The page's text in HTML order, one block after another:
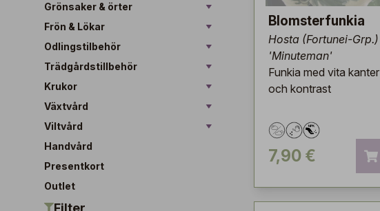
Grönsaker & örter
Frön & Lökar
Odlingstilbehör
Trädgårdstillbehör
Krukor
Växtvård
Viltvård
Handvård
Presentkort
Outlet
Filter
Blomsterfunkia
Hosta (Fortunei-Grp.)
'Minuteman'
Funkia med vita kanter
och kontrast
7,90 €